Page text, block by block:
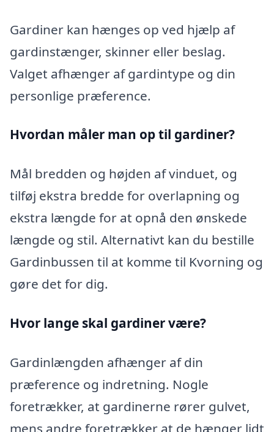
Gardiner kan hænges op ved hjælp af
gardinstænger, skinner eller beslag.
Valget afhænger af gardintype og din
personlige præference.
Hvordan måler man op til gardiner?
Mål bredden og højden af vinduet, og
tilføj ekstra bredde for overlapning og
ekstra længde for at opnå den ønskede
længde og stil. Alternativt kan du bestille
Gardinbussen til at komme til Kvorning og
gøre det for dig.
Hvor lange skal gardiner være?
Gardinlængden afhænger af din
præference og indretning. Nogle
foretrækker, at gardinerne rører gulvet,
mens andre foretrækker at de hænger lidt